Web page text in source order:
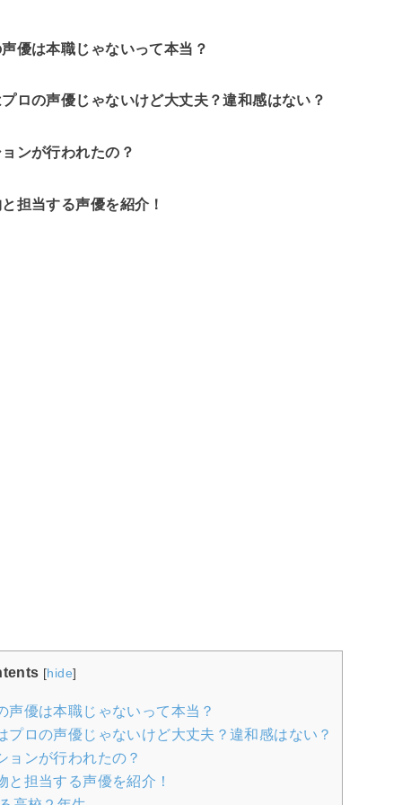
優は本職じゃないって本当？
ロの声優じゃないけど大丈夫？違和感はない？
ンが行われたの？
担当する声優を紹介！
[hide]
優は本職じゃないって本当？
ロの声優じゃないけど大丈夫？違和感はない？
ョンが行われたの？
担当する声優を紹介！